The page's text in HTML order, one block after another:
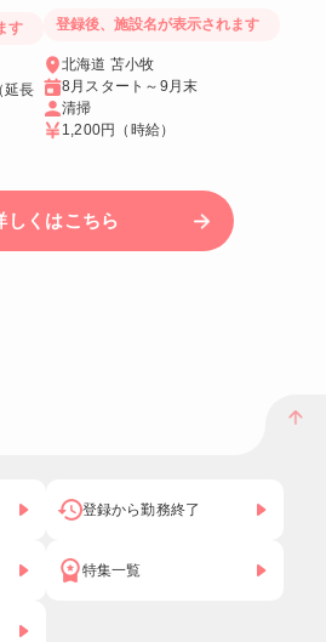
す
延長
登録後、施設名が表示されます
北海道 苫小牧
8月スタート～9月末
清掃
1,200円
（時給）
しくはこちら
登録から勤務終了
特集一覧